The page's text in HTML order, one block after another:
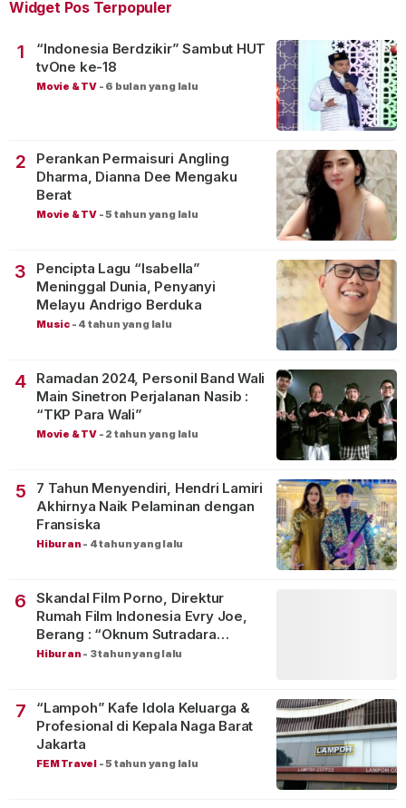
Widget Pos Terpopuler
1
“Indonesia Berdzikir” Sambut HUT
tvOne ke-18
Movie & TV - 6 bulan yang lalu
2
Perankan Permaisuri Angling
Dharma, Dianna Dee Mengaku
Berat
Movie & TV -5 tahun yang lalu
3
Pencipta Lagu “Isabella”
Meninggal Dunia, Penyanyi
Melayu Andrigo Berduka
Music - 4 tahun yang lalu
4
Ramadan 2024, Personil Band Wali
Main Sinetron Perjalanan Nasib :
“TKP Para Wali”
Movie & TV - 2 tahun yang lalu
5
7 Tahun Menyendiri, Hendri Lamiri
Akhirnya Naik Pelaminan dengan
Fransiska
Hiburan - 4 tahun yang lalu
6
Skandal Film Porno, Direktur
Rumah Film Indonesia Evry Joe,
Berang : “Oknum Sutradara
Merusak Perfilman Indonesia”!
Hiburan - 3 tahun yang lalu
7
“Lampoh” Kafe Idola Keluarga &
Profesional di Kepala Naga Barat
Jakarta
FEM Travel -5 tahun yang lalu